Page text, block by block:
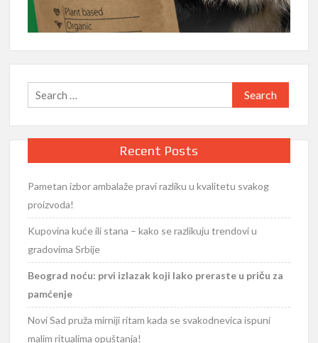
Search
for:
Recent Posts
Pametan izbor ambalaže pravi razliku u kvalitetu svakog
proizvoda!
Kupovina kuće ili stana – kako se razlikuju trendovi u
gradovima Srbije
Beograd noću: prvi izlazak koji lako preraste u priču za
pamćenje
Novi Sad pruža mirniji ritam kada se svakodnevica ispuni
malim ritualima opuštanja!